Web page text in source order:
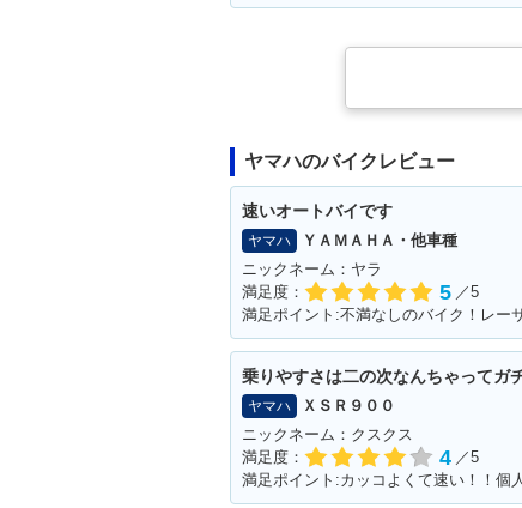
ヤマハのバイクレビュー
速いオートバイです
ヤマハ
ＹＡＭＡＨＡ・他車種
ニックネーム：ヤラ
満足度：
5 ／5
満足ポイント:不満なしのバイク！レー
乗りやすさは二の次なんちゃってガ
ヤマハ
ＸＳＲ９００
ニックネーム：クスクス
満足度：
4 ／5